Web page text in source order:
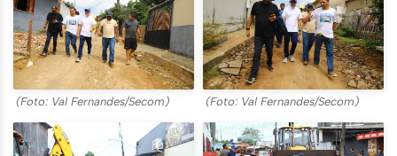
(Foto: Val Fernandes/Secom) (Foto: Val Fernandes/Secom)